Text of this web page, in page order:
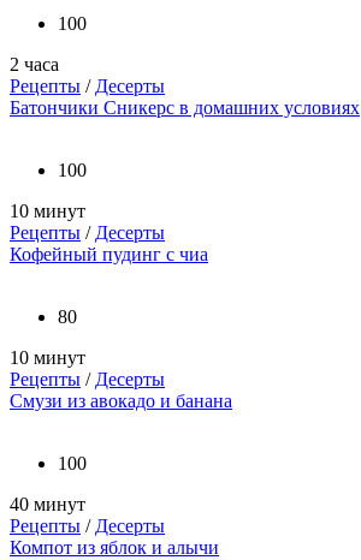
100
2 часа
Рецепты / Десерты
Батончики Сникерс в домашних условиях
100
10 минут
Рецепты / Десерты
Кофейный пудинг с чиа
80
10 минут
Рецепты / Десерты
Смузи из авокадо и банана
100
40 минут
Рецепты / Десерты
Компот из яблок и алычи